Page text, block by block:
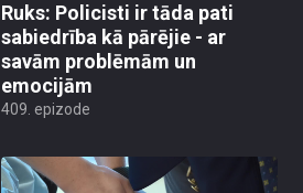
Ruks: Policisti ir tāda pati
sabiedrība kā pārējie - ar
savām problēmām un
emocijām
409. epizode